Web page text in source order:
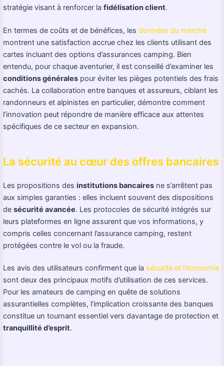
stratégie visant à renforcer la fidélisation client.
En termes de coûts et de bénéfices, les données du marché
montrent une satisfaction accrue chez les clients utilisant des
cartes incluant des options d’assurances camping. Bien
entendu, pour chaque aventurier, il est conseillé d’examiner les
conditions générales pour éviter les pièges potentiels des frais
cachés. La collaboration entre banques et assureurs, ciblant les
randonneurs et alpinistes en particulier, démontre comment
l’innovation peut répondre de manière efficace aux attentes
spécifiques de ce secteur en expansion.
La sécurité au cœur des offres bancaires
Les propositions des institutions bancaires ne s’arrêtent pas
aux simples garanties : elles incluent souvent des dispositions
de sécurité avancée. Les protocoles de sécurité intégrés sur
leurs plateformes en ligne assurent que vos informations, y
compris celles concernant l’assurance camping, restent
protégées contre le vol ou la fraude.
Les avis des utilisateurs confirment que la sécurité et l’économie
sont deux des principaux motifs d’utilisation de ces services.
Pour les amateurs de camping en quête de solutions
assurantielles complètes, l’implication croissante des banques
constitue un tournant essentiel vers davantage de protection et
tranquillité d’esprit.